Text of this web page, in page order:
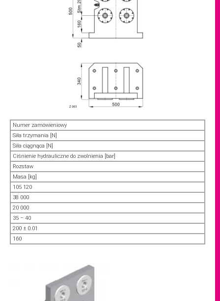
Numer zamówieniowy
Siła trzymania [N]
Siła ciągnąca [N]
Ciśnienie hydrauliczne do zwolnienia [bar]
Rozstaw
Masa [kg]
105 120
38 000
20 000
35 – 40
200 ± 0.01
160